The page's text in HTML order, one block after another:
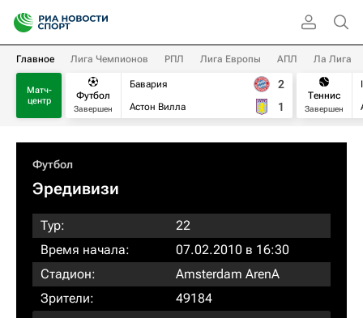
Главное Лига Чемпионов РПЛ Лига Европы АПЛ Ла Лига
Матч-
центр
Футбол
Завершен
Бавария
Астон Вилла
2
1
Теннис
Завершен
Футбол
Эредивизи
Тур:
22
Время начала:
07.02.2010 в 16:30
Стадион:
Amsterdam ArenA
Зрители:
49184